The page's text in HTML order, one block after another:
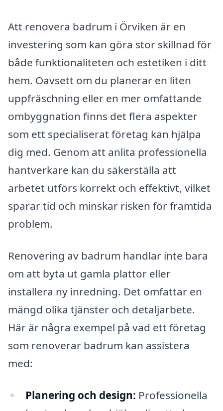
Att renovera badrum i Örviken är en
investering som kan göra stor skillnad för
både funktionaliteten och estetiken i ditt
hem. Oavsett om du planerar en liten
uppfräschning eller en mer omfattande
ombyggnation finns det flera aspekter
som ett specialiserat företag kan hjälpa
dig med. Genom att anlita professionella
hantverkare kan du säkerställa att
arbetet utförs korrekt och effektivt, vilket
sparar tid och minskar risken för framtida
problem.
Renovering av badrum handlar inte bara
om att byta ut gamla plattor eller
installera ny inredning. Det omfattar en
mängd olika tjänster och detaljarbete.
Här är några exempel på vad ett företag
som renoverar badrum kan assistera
med:
Planering och design: Professionella